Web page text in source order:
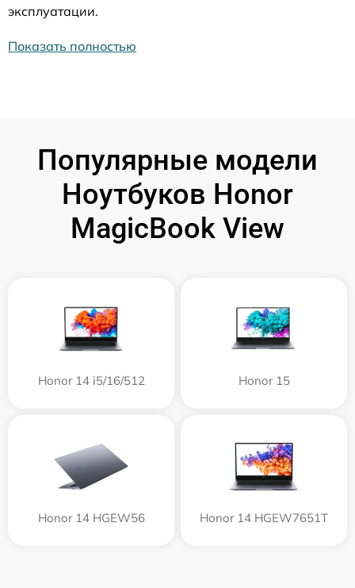
эксплуатации.
Показать полностью
Популярные модели
Ноутбуков Honor
MagicBook View
Honor 14 i5/16/512 Honor 15
Honor 14 HGEW56 Honor 14 HGEW7651T